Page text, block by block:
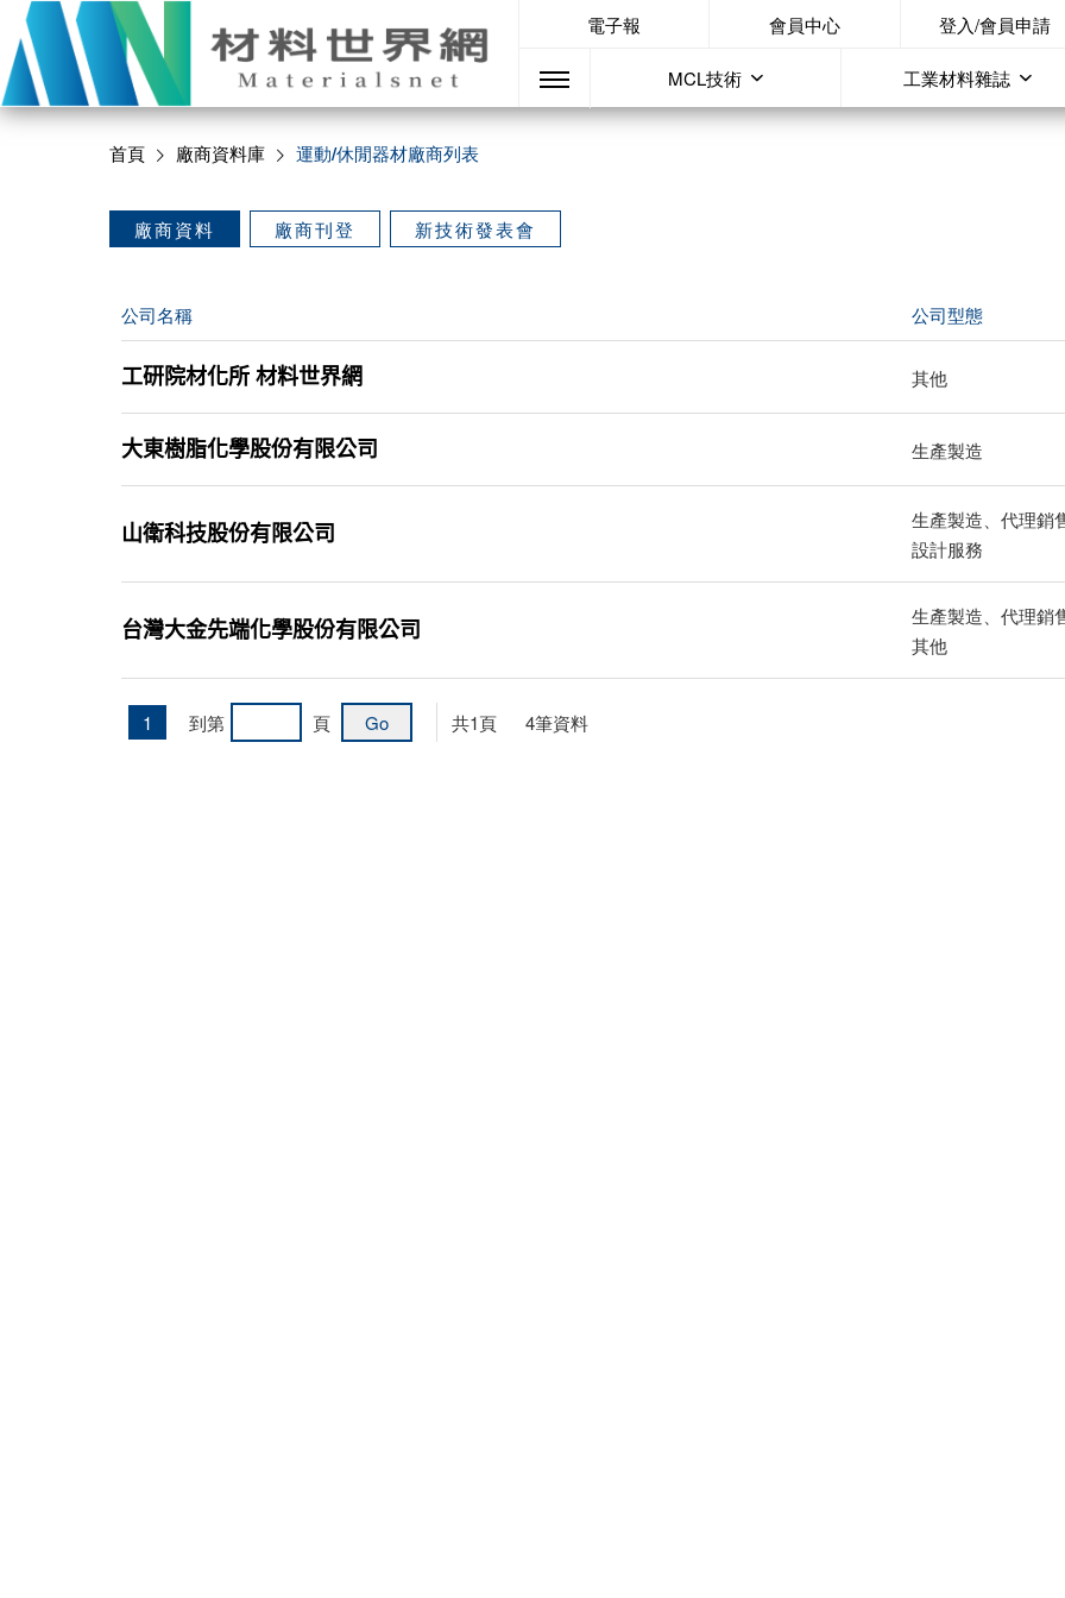
電子報 會員中心 登入/會員申請
MCL技術 工業材料雜誌
首頁 廠商資料庫 運動/休閒器材廠商列表
廠商資料 廠商刊登 新技術發表會
公司名稱 公司型態
工研院材化所 材料世界網 其他
大東樹脂化學股份有限公司 生產製造
山衛科技股份有限公司
生產製造、代理銷
設計服務
台灣大金先端化學股份有限公司
生產製造、代理銷
其他
1 到第 頁 共1頁 4筆資料